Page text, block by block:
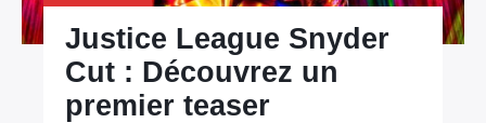
Justice League Snyder
Cut : Découvrez un
premier teaser